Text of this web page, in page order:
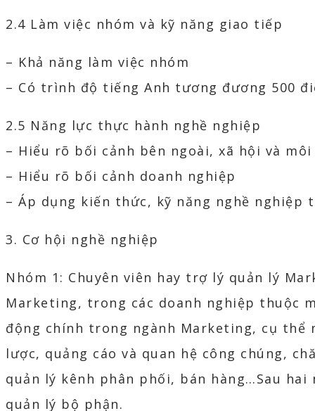
2.4 Làm việc nhóm và kỹ năng giao tiếp
– Khả năng làm việc nhóm
– Có trình độ tiếng Anh tương đương 500
2.5 Năng lực thực hành nghề nghiệp
– Hiểu rõ bối cảnh bên ngoài, xã hội và
– Hiểu rõ bối cảnh doanh nghiệp
– Áp dụng kiến thức, kỹ năng nghề nghiệp
3. Cơ hội nghề nghiệp
Nhóm 1: Chuyên viên hay trợ lý quản lý
Marketing, trong các doanh nghiệp thuộc
động chính trong ngành Marketing, cụ
lược, quảng cáo và quan hệ công chúng,
quản lý kênh phân phối, bán hàng…Sau
quản lý bộ phận.